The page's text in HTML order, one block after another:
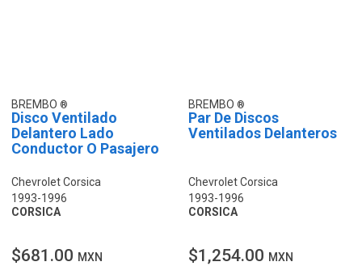
BREMBO
Disco Ventilado
Delantero Lado
Conductor O Pasajero
Chevrolet Corsica
1993-1996
CORSICA
$681.00 MXN
BREMBO
Par De Discos
Ventilados Delanteros
Chevrolet Corsica
1993-1996
CORSICA
$1,254.00 MXN